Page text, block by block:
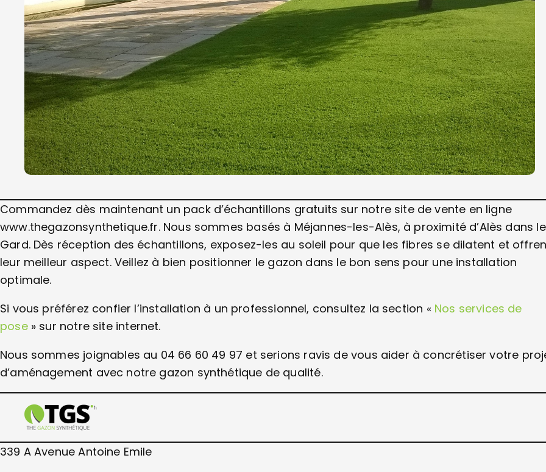
Commandez dès maintenant un pack d’échantillons gratuits sur notre site de vente en ligne
www.thegazonsynthetique.fr. Nous sommes basés à Méjannes-les-Alès, à proximité d’Alès dans le
Gard. Dès réception des échantillons, exposez-les au soleil pour que les fibres se dilatent et
leur meilleur aspect. Veillez à bien positionner le gazon dans le bon sens pour une installation
optimale.
Si vous préférez confier l’installation à un professionnel, consultez la section « Nos services de
pose» sur notre site internet.
Nous sommes joignables au 04 66 60 49 97 et serions ravis de vous aider à concrétiser votre
d’aménagement avec notre gazon synthétique de qualité.
339 A Avenue Antoine Emile